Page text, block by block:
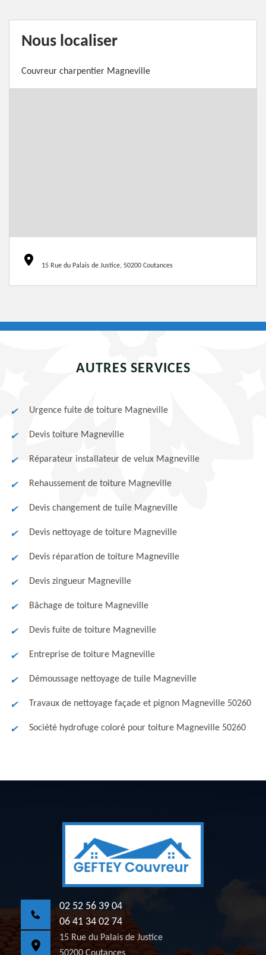
Nous localiser
Couvreur charpentier Magneville
15 Rue du Palais de Justice, 50200 Coutances
AUTRES SERVICES
Urgence fuite de toiture Magneville
Devis toiture Magneville
Réparateur installateur de velux Magneville
Rehaussement de toiture Magneville
Devis changement de tuile Magneville
Devis nettoyage de toiture Magneville
Devis réparation de toiture Magneville
Devis zingueur Magneville
Bâchage de toiture Magneville
Devis fuite de toiture Magneville
Entreprise de toiture Magneville
Démoussage nettoyage de tuile Magneville
Travaux de nettoyage façade et pignon Magneville 50260
Société hydrofuge coloré pour toiture Magneville 50260
02 52 56 39 04
06 41 34 02 74
15 Rue du Palais de Justice